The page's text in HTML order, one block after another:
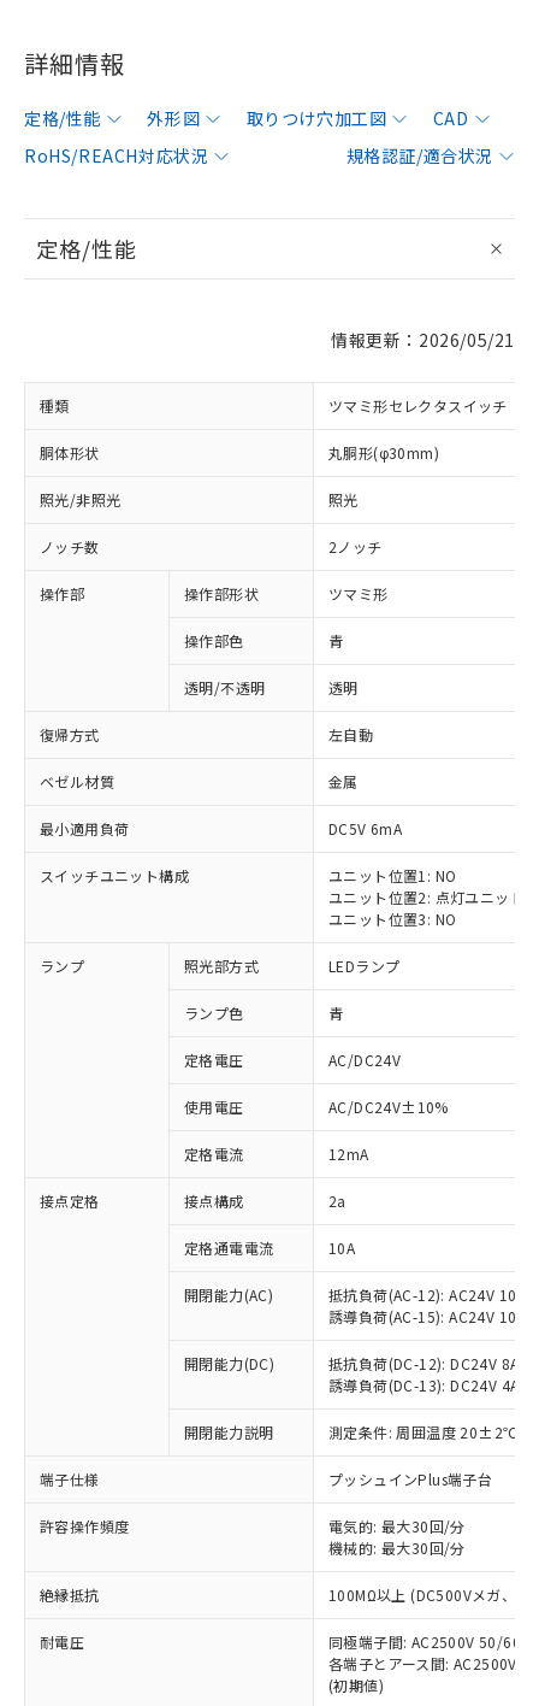
詳細情報
定格/性能 外形図 取りつけ穴加工図
CAD
RoHS/REACH対応状況
規格認証/適合状況
定格/性能
情報更新：2026/05/21
種類 ツマミ形セレクタスイッチ
胴体形状 丸胴形(φ30mm)
照光/非照光 照光
ノッチ数 2ノッチ
操作部 操作部形状 ツマミ形
操作部色 青
透明/不透明 透明
復帰方式 左自動
ベゼル材質 金属
最小適用負荷 DC5V 6mA
スイッチユニット構成
ユニット位置1: NO
ユニット位置2: 点灯ユニット
ユニット位置3: NO
ランプ 照光部方式 LEDランプ
ランプ色 青
定格電圧 AC/DC24V
使用電圧 AC/DC24V±10%
定格電流 12mA
接点定格 接点構成 2a
定格通電電流 10A
開閉能力(AC)
抵抗負荷(AC-12): AC24V 10A/
誘導負荷(AC-15): AC24V
開閉能力(DC)
抵抗負荷(DC-12): DC24V 8A/
誘導負荷(DC-13): DC24V 4A/
開閉能力説明 測定条件: 周囲温度 20±2℃、
端子仕様 プッシュインPlus端子台
許容操作頻度
電気的: 最大30回/分
機械的: 最大30回/分
絶縁抵抗 100MΩ以上 (DC500Vメガ、点
耐電圧
同極端子間: AC2500V 50/
各端子とアース間: AC2500V
(初期値)
ご利用条件
以下の条件をお読みいただき、同意のうえ
ご利用ください。
本サービスは、当社制御機器事業取扱
商品の当社在庫状況および標準価格
(税抜)を提供させていただくもので
当社制御機器事業取扱商品の中には、
本サービスの対象外となる商品もある
ことをご了承ください。
在庫状況および標準価格照会結果は、
記載している更新日時点での社内デー
タに基づき作成されるものであり、閲
覧された時点での実際の在庫および標
準価格とは異なる場合があることをご
※1 対応状況
対応済み：EU RoHS指令（10物質）の
非含有に対応した製品が提供可能な商品で
す。
対応予定：EU RoHS指令（10物質）の非含
有に対応した製品に切り替える予定のある
対応予定なし：EU RoHS指令（10物質）の
非含有に非対応の商品で、対応品を出す予
定はありません。
調査・確認中：EU RoHS指令（10物質）の
非含有の対応状況を調査中または確認中の
非該当品：ライセンス料など無形物で、有
害物質有無と関係のない商品です。
仕入先様の事情により、非含有部品として
いたものが、含有品と判明した場合などや
むを得ず変更することがあります。
六価クロム(Cr(Ⅵ)) 1000ppm以下、ポリ臭化ビフェニル
類(PBB) 1000ppm以下、ポリ臭化ジフェニルエーテル類
「○」：最大均質材料含有率が中国RoHSの
基準値以下であることを示します。
「×」：最大均質材料含有率が中国RoHSの
基準値を超えていることを示します。
「－」：未確認です。当社販売部門へお問
*中国RoHS10物質の基準値 (GB/T26572)：
Pb(鉛) :1000ppm、 Hg(水銀) : 1000ppm、 Cd(カドミウ
Cr(Ⅵ)(六価クロム) : 1000ppm、 PBBs(ポリ臭化ビフェ
当社は、これら貴社製品のうち、外国
為替および外国貿易法に定める商品
（以下｢規制貨物等」という）を輸出
または国外への提供する場合は、日本
国政府の輸出許可(または役務取引許
可)を取得するなどの必要な手続きを